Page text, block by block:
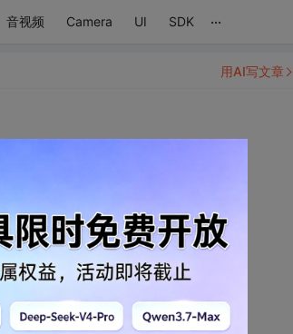
音视频 Camera UI SDK ...
试了
用AI写文章